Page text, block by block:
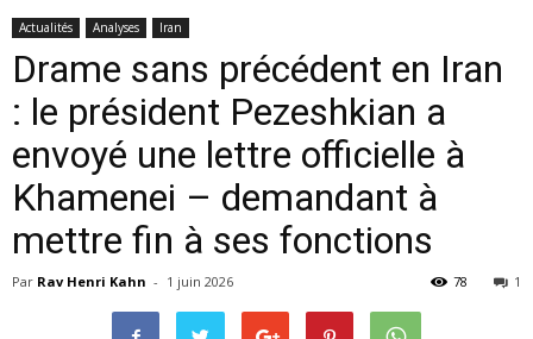
Actualités Analyses Iran
Drame sans précédent en Iran
: le président Pezeshkian a
envoyé une lettre officielle à
Khamenei – demandant à
mettre fin à ses fonctions
Par Rav Henri Kahn - 1 juin 2026 1
78